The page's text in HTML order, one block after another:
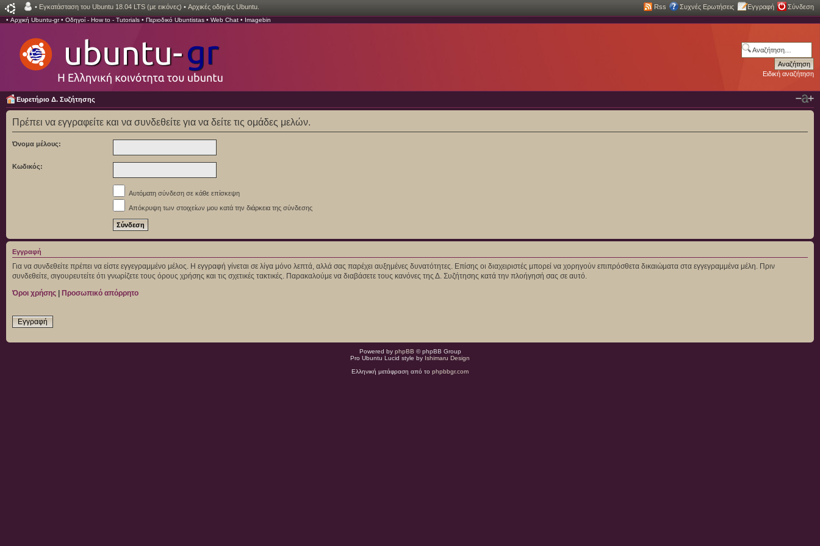
• Εγκατάσταση του Ubuntu 18.04 LTS (με εικόνες) • Αρχικές οδηγίες Ubuntu. Rss Συχνές Ερωτήσεις Εγγραφή Σύνδεση
• Αρχική Ubuntu-gr• Οδηγοί - How to - Tutorials • Περιοδικό Ubuntistas • Web Chat • Imagebin
Ειδική αναζήτηση
Ευρετήριο Δ. Συζήτησης
Πρέπει να εγγραφείτε και να συνδεθείτε για να δείτε τις ομάδες μελών.
Όνομα μέλους:
Κωδικός:
Αυτόματη σύνδεση σε κάθε επίσκεψη
Απόκρυψη των στοιχείων μου κατά την διάρκεια της σύνδεσης
Εγγραφή
Για να συνδεθείτε πρέπει να είστε εγγεγραμμένο μέλος. Η εγγραφή γίνεται σε λίγα μόνο λεπτά, αλλά σας παρέχει αυξημένες δυνατότητες. Επίσης οι διαχειριστές μπορεί να χορηγούν επιπρόσθετα δικαιώματα στα εγγεγραμμένα μέλη. Πριν
συνδεθείτε, σιγουρευτείτε ότι γνωρίζετε τους όρους χρήσης και τις σχετικές τακτικές. Παρακαλούμε να διαβάσετε τους κανόνες της Δ. Συζήτησης κατά την πλοήγησή σας σε αυτό.
Όροι χρήσης | Προσωπικό απόρρητο
Εγγραφή
Powered by phpBB © phpBB Group
Pro Ubuntu Lucid style by Ishimaru Design
Ελληνική μετάφραση από το phpbbgr.com